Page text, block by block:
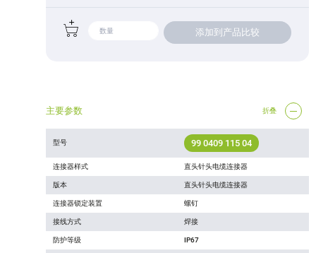
添加到产品比较
主要参数 折叠
型号 99 0409 115 04
连接器样式 直头针头电缆连接器
版本 直头针头电缆连接器
连接器锁定装置 螺钉
接线方式 焊接
防护等级 IP67